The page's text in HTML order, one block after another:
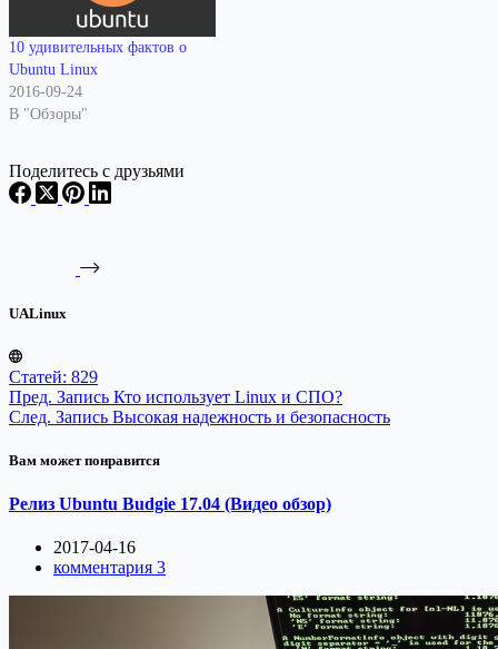
10 удивительных фактов о
Ubuntu Linux
2016-09-24
В "Обзоры"
Поделитесь с друзьями
UALinux
Статей: 829
Пред. Запись Кто использует Linux и СПО?
След. Запись Высокая надежность и безопасность
Вам может понравится
Релиз Ubuntu Budgie 17.04 (Видео обзор)
2017-04-16
комментария 3